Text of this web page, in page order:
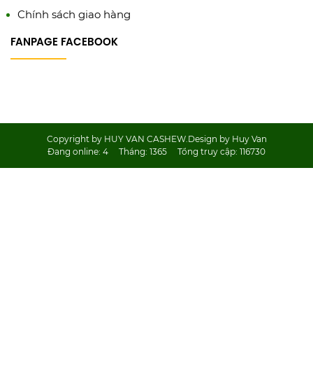
Chính sách giao hàng
FANPAGE FACEBOOK
Copyright by HUY VAN CASHEW.Design by Huy Van
Đang online: 4 Tháng: 1365 Tổng truy cập: 116730